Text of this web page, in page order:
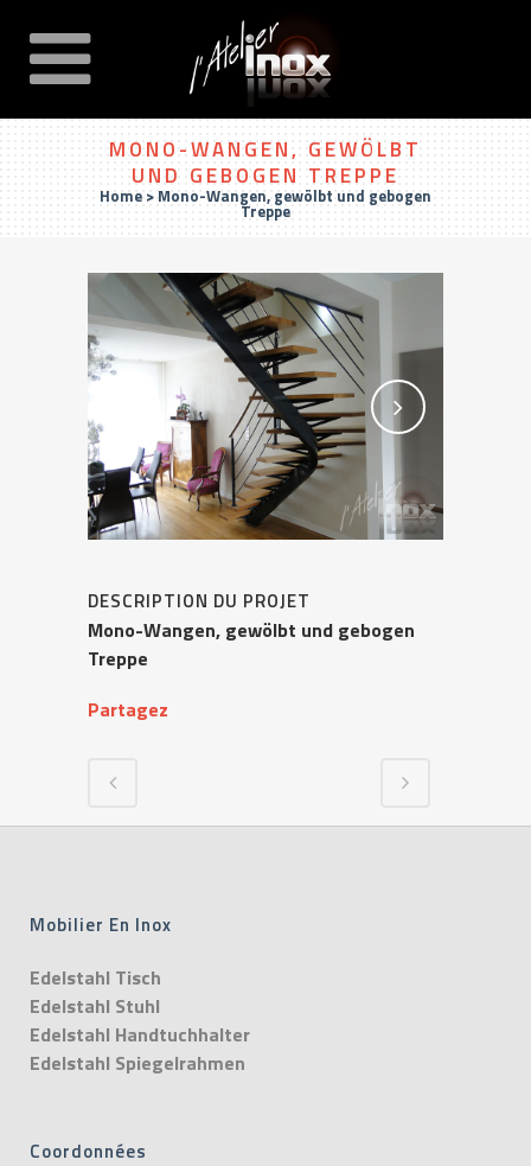
MONO-WANGEN, GEWÖLBT
UND GEBOGEN TREPPE
Home > Mono-Wangen, gewölbt und gebogen
Treppe
DESCRIPTION DU PROJET
Mono-Wangen, gewölbt und gebogen
Treppe
Partagez
Mobilier En Inox
Edelstahl Tisch
Edelstahl Stuhl
Edelstahl Handtuchhalter
Edelstahl Spiegelrahmen
Coordonnées